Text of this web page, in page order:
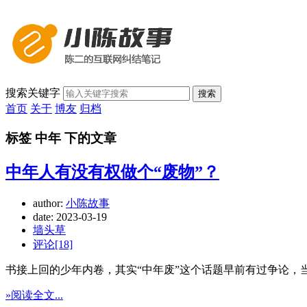
搜索关键字 搜索
首页 关于 博友 归档
标签 中年 下的文章
中年人有没有权做个“废物”？
author: 小陈故事
date: 2023-03-19
墙头草
评论[18]
书接上回的少年内卷，其实“中年废”这个话题早前有过争论，
»阅读全文...